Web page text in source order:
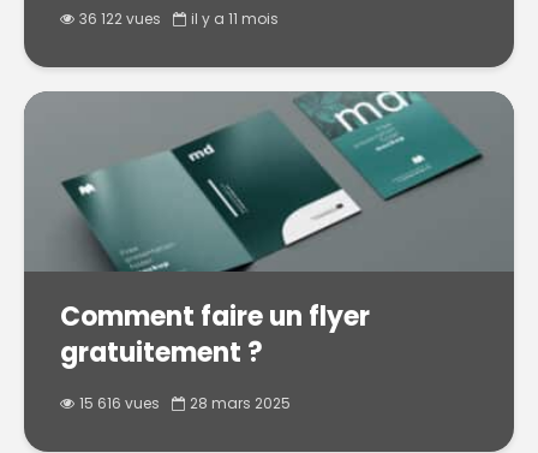
36 122 vues il y a 11 mois
Comment faire un flyer
gratuitement ?
15 616 vues 28 mars 2025